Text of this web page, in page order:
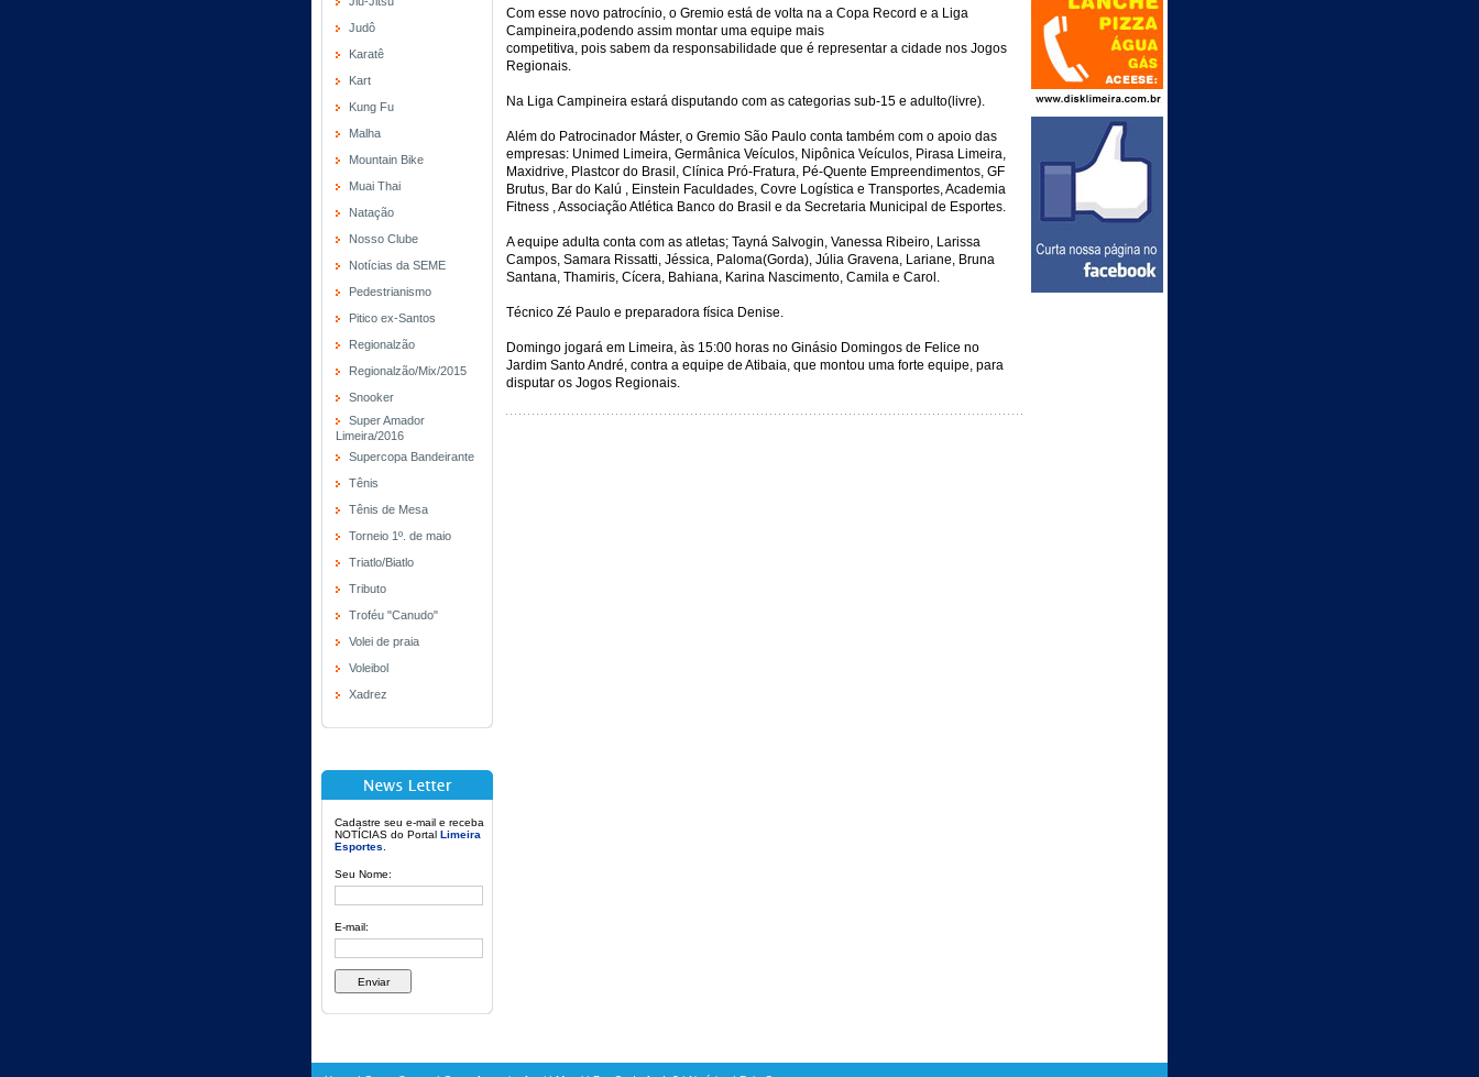
Judô
Karatê
Kart
Kung Fu
Malha
Mountain Bike
Muai Thai
Natação
Nosso Clube
Notícias da SEME
Pedestrianismo
Pitico ex-Santos
Regionalzão
Regionalzão/Mix/2015
Snooker
Super Amador
Limeira/2016
Supercopa Bandeirante
Tênis
Tênis de Mesa
Torneio 1º. de maio
Triatlo/Biatlo
Tributo
Troféu "Canudo"
Volei de praia
Voleibol
Xadrez
Cadastre seu e-mail e receba
NOTÍCIAS do Portal Limeira
Esportes
Seu Nome:
E-mail:
Com esse novo patrocínio, o Gremio está de volta na a Copa Record e a Liga
Campineira,podendo assim montar uma equipe mais
competitiva, pois sabem da responsabilidade que é representar a cidade nos Jogos
Regionais.
Na Liga Campineira estará disputando com as categorias sub-15 e adulto(livre).
Além do Patrocinador Máster, o Gremio São Paulo conta também com o apoio das
empresas: Unimed Limeira, Germânica Veículos, Nipônica Veículos, Pirasa Limeira,
Maxidrive, Plastcor do Brasil, Clínica Pró-Fratura, Pé-Quente Empreendimentos, GF
Brutus, Bar do Kalú , Einstein Faculdades, Covre Logística e Transportes, Academia
Fitness , Associação Atlética Banco do Brasil e da Secretaria Municipal de Esportes.
A equipe adulta conta com as atletas; Tayná Salvogin, Vanessa Ribeiro, Larissa
Campos, Samara Rissatti, Jéssica, Paloma(Gorda), Júlia Gravena, Lariane, Bruna
Santana, Thamiris, Cícera, Bahiana, Karina Nascimento, Camila e Carol.
Técnico Zé Paulo e preparadora física Denise.
Domingo jogará em Limeira, às 15:00 horas no Ginásio Domingos de Felice no
Jardim Santo André, contra a equipe de Atibaia, que montou uma forte equipe, para
disputar os Jogos Regionais.